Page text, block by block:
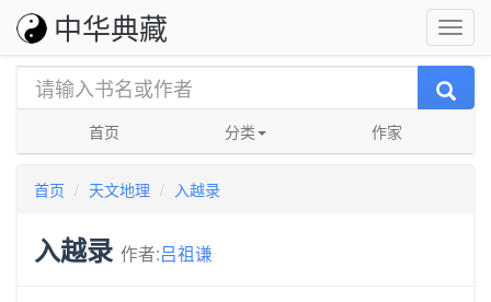
中华典藏
首页 分类 作家
首页 天文地理 入越录
入越录 作者:吕祖谦